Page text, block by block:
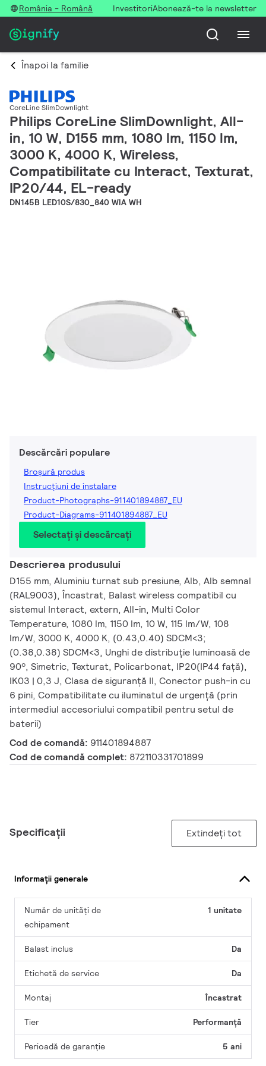
România - Română InvestitoriAbonează-te la newsletter
Înapoi la familie
CoreLine SlimDownlight
Philips CoreLine SlimDownlight, All-
in, 10 W, D155 mm, 1080 lm, 1150 lm,
3000 K, 4000 K, Wireless,
Compatibilitate cu Interact, Texturat,
IP20/44, EL-ready
DN145B LED10S/830_840 WIA WH
Descărcări populare
Broșură produs
Instrucțiuni de instalare
Product-Photographs-911401894887_EU
Product-Diagrams-911401894887_EU
Selectați și descărcați
Descrierea produsului
D155 mm, Aluminiu turnat sub presiune, Alb, Alb semnal
(RAL9003), Încastrat, Balast wireless compatibil cu
sistemul Interact, extern, All-in, Multi Color
Temperature, 1080 lm, 1150 lm, 10 W, 115 lm/W, 108
lm/W, 3000 K, 4000 K, (0.43,0.40) SDCM<3;
(0.38,0.38) SDCM<3, Unghi de distribuție luminoasă de
90º, Simetric, Texturat, Policarbonat, IP20(IP44 față),
IK03 | 0,3 J, Clasa de siguranță II, Conector push-in cu
6 pini, Compatibilitate cu iluminatul de urgență (prin
intermediul accesoriului compatibil pentru setul de
baterii)
Cod de comandă: 911401894887
Cod de comandă complet: 872110331701899
Specificații Extindeți tot
Informații generale
Număr de unități de
echipament
1 unitate
Balast inclus Da
Etichetă de service Da
Montaj Încastrat
Tier Performanță
Perioadă de garanţie 5 ani